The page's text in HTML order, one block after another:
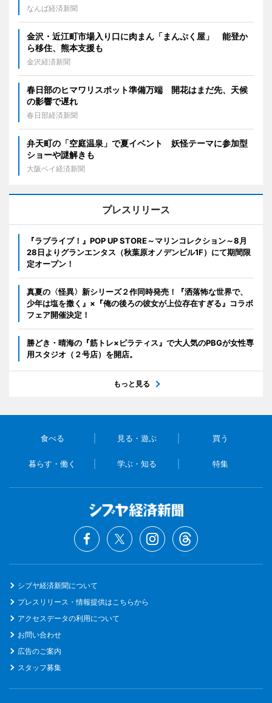
なんば経済新聞
金沢・近江町市場入り口に肉まん「まんぷく屋」 能登か
ら移住、熊本支援も
金沢経済新聞
春日部のヒマワリスポット準備万端 開花はまだ先、天候
の影響で遅れ
春日部経済新聞
弁天町の「空庭温泉」で夏イベント 妖怪テーマに参加型
ショーや謎解きも
大阪ベイ経済新聞
プレスリリース
『ラブライブ！』POP UP STORE～マリンコレクション～8月
28日よりグランエンタス（秋葉原オノデンビル1F）にて期間限
定オープン！
真夏の〈怪異〉新シリーズ２作同時発売！『洒落怖な世界で、
少年は塩を撒く』×『俺の後ろの彼女が上位存在すぎる』コラボ
フェア開催決定！
勝どき・晴海の『筋トレ×ピラティス』で大人気のPBGが女性専
用スタジオ（２号店）を開店。
もっと見る
食べる 見る・遊ぶ 買う
暮らす・働く 学ぶ・知る 特集
シブヤ経済新聞について
プレスリリース・情報提供はこちらから
アクセスデータの利用について
お問い合わせ
広告のご案内
スタッフ募集